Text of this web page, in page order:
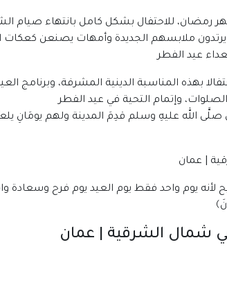
رمضان، للاحتفال بشكل كامل بانتهاء صيام
يرتدون ملابسهم الجديدة وأمهات يصنعن
عيد الفطر
بهذه المناسبة الدينية المشرفة،
وإتمام التحية في عيد الفطر
صلَّى الله عليهِ وسلم قدِمَ المدينة ولهم يومَانِ
لأنه يوم واحد فقط يوم العيد يوم فرح وسعادة